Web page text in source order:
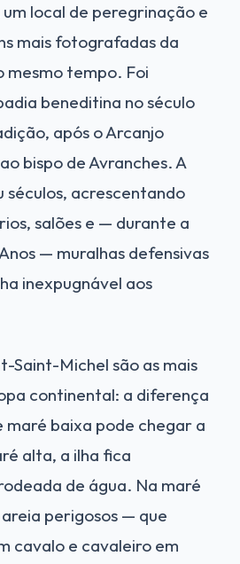
local de peregrinação e
mais fotografadas da
mesmo tempo. Foi
beneditina no século
após o Arcanjo
bispo de Avranches. A
séculos, acrescentando
salões e — durante a
— muralhas defensivas
inexpugnável aos
Saint-Michel são as mais
continental: a diferença
baixa pode chegar a
alta, a ilha fica
de água. Na maré
perigosos — que
cavalo e cavaleiro em